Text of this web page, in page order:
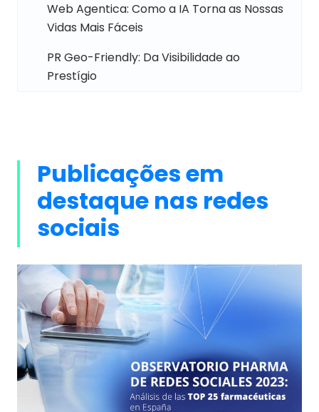
Web Agentica: Como a IA Torna as Nossas
Vidas Mais Fáceis
PR Geo-Friendly: Da Visibilidade ao
Prestígio
Publicações em
destaque nas redes
sociais